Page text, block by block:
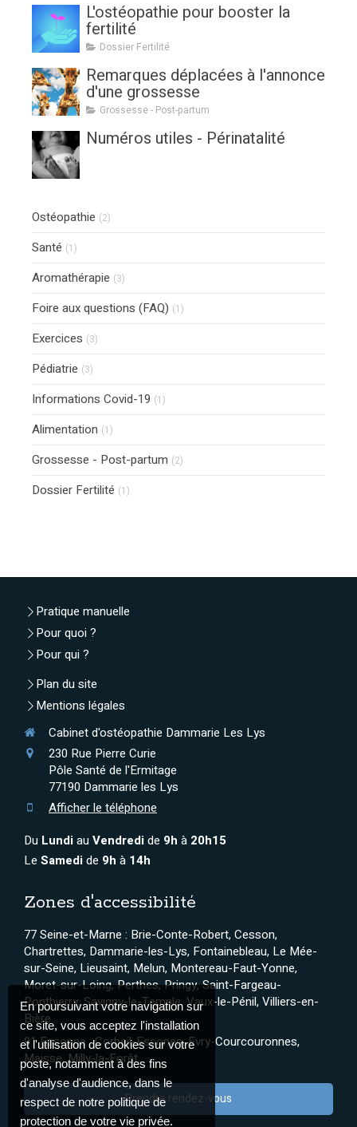
L'ostéopathie pour booster la
fertilité
Dossier Fertilité
Remarques déplacées à l'annonce
d'une grossesse
Grossesse - Post-partum
Numéros utiles - Périnatalité
Ostéopathie (2)
Santé (1)
Aromathérapie (3)
Foire aux questions (FAQ) (1)
Exercices (3)
Pédiatrie (3)
Informations Covid-19 (1)
Alimentation (1)
Grossesse - Post-partum (2)
Dossier Fertilité (1)
Pratique manuelle
Pour quoi ?
Pour qui ?
Plan du site
Mentions légales
Cabinet d'ostéopathie Dammarie Les Lys
230 Rue Pierre Curie
Pôle Santé de l'Ermitage
77190 Dammarie les Lys
Afficher le téléphone
Du Lundiau Vendredide 9h à 20h15
Le Samedide 9h à 14h
Zones d'accessibilité
77 Seine-et-Marne : Brie-Conte-Robert, Cesson,
Chartrettes, Dammarie-les-Lys, Fontainebleau, Le Mée-
sur-Seine, Lieusaint, Melun, Montereau-Faut-Yonne,
Moret-sur-Loing, Perthes, Pringy, Saint-Fargeau-
Ponthierry, Savigny-le-Temple, Vaux-le-Pénil, Villiers-en-
Bière...
91 Essonne : Corbeil-Essones, Evry-Courcouronnes,
Maisse, Milly-la-Forêt...
Prendre rendez-vous
En poursuivant votre navigation sur
ce site, vous acceptez l'installation
et l'utilisation de cookies sur votre
poste, notamment à des fins
d'analyse d'audience, dans le
respect de notre politique de
protection de votre vie privée.